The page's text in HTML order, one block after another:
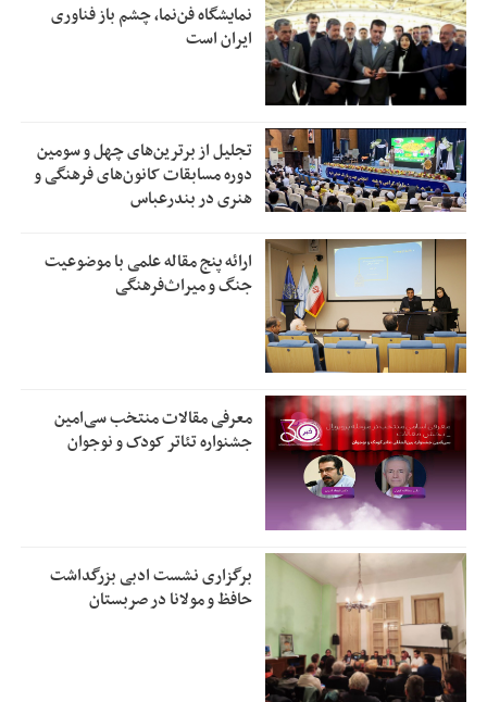
نمایشگاه فن‌نما، چشم باز فناوری
ایران است
تجلیل از بر‌ترین‌های چهل و سومین
دوره مسابقات کانون‌های فرهنگی و
هنری در بندرعباس
ارائه پنج مقاله علمی با موضوعیت
جنگ و میراث‌فرهنگی
معرفی مقالات منتخب سی‌امین
جشنواره تئاتر کودک و نوجوان
برگزاری نشست ادبی بزرگداشت
حافظ و مولانا در صربستان